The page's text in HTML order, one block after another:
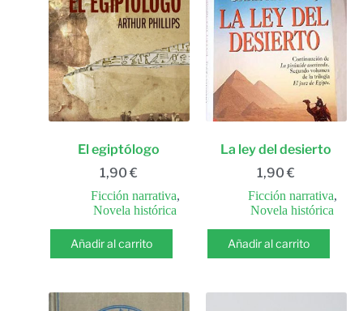
El egiptólogo
1,90€
Ficción narrativa,
Novela histórica
Añadir al carrito
La ley del desierto
1,90€
Ficción narrativa,
Novela histórica
Añadir al carrito